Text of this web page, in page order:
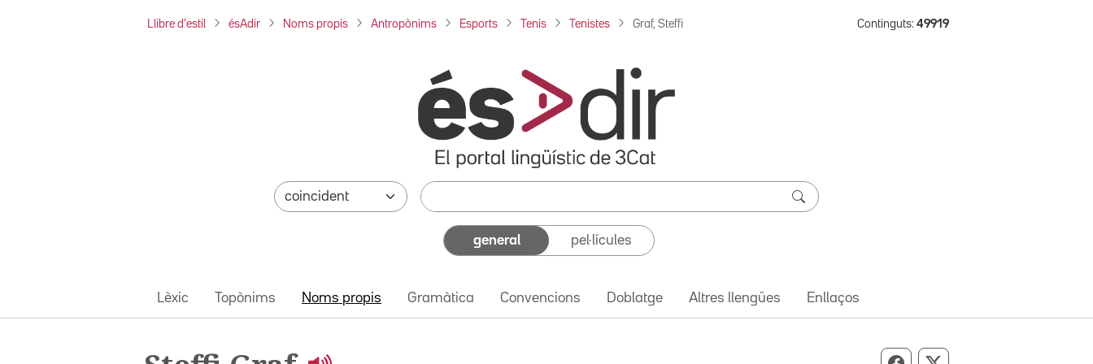
Llibre d'estil ésAdir Noms propis Antropònims Esports Tenis Tenistes Graf, Steffi Continguts: 49919
general pel·lícules
Lèxic Topònims Noms propis Gramàtica Convencions Doblatge Altres llengües Enllaços